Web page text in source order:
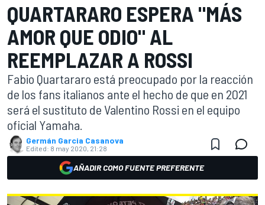
QUARTARARO ESPERA "MÁS
AMOR QUE ODIO" AL
REEMPLAZAR A ROSSI
Fabio Quartararo está preocupado por la reacción
de los fans italianos ante el hecho de que en 2021
será el sustituto de Valentino Rossi en el equipo
oficial Yamaha.
Germán Garcia Casanova
Edited: 8 may 2020, 21:28
AÑADIR COMO FUENTE PREFERENTE